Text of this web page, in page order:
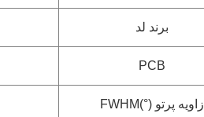
برند لد
PCB
زاویه پرتو (°)FWHM